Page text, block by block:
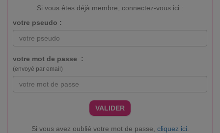
Si vous êtes déjà membre, connectez-vous ici :
votre pseudo :
votre mot de passe :
(envoyé par email)
VALIDER
Si vous avez oublié votre mot de passe, cliquez ici